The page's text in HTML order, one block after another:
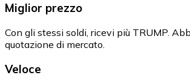
Miglior prezzo
Con gli stessi soldi, ricevi più TRUMP.
quotazione di mercato.
Veloce